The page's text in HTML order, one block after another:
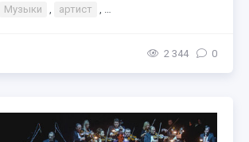
Музыки , артист , Тэги Концерт Книги
2 344 0